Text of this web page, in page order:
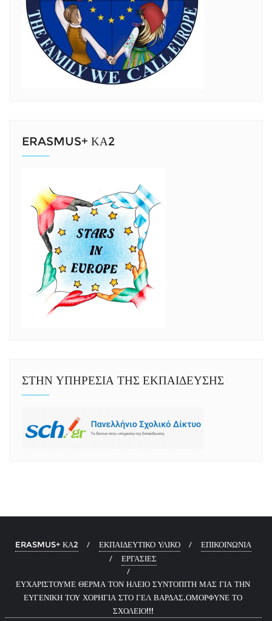
ERASMUS+ ΚΑ2
ΣΤΗΝ ΥΠΗΡΕΣΙΑ ΤΗΣ ΕΚΠΑΙΔΕΥΣΗΣ
ERASMUS+ ΚΑ2 ΕΚΠΑΙΔΕΥΤΙΚΟ ΥΛΙΚΟ
ΕΠΙΚΟΙΝΩΝΙΑ
ΕΡΓΑΣΙΕΣ
ΕΥΧΑΡΙΣΤΟΥΜΕ ΘΕΡΜΑ ΤΟΝ ΗΛΕΙΟ ΣΥΝΤΟΠΙΤΗ ΜΑΣ ΓΙΑ ΤΗΝ
ΕΥΓΕΝΙΚΗ ΤΟΥ ΧΟΡΗΓΙΑ ΣΤΟ ΓΕΛ ΒΑΡΔΑΣ.ΟΜΟΡΦΥΝΕ ΤΟ
ΣΧΟΛΕΙΟ!!!